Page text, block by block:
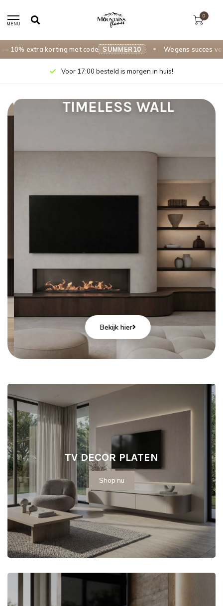
korting met code SUMMER10 Wegens succes verlengd tot
MENU
0
Voor 17:00 besteld is morgen in huis!
TIMELESS WALL
Bekijk hier
TV DECOR PLATEN
Shop nu